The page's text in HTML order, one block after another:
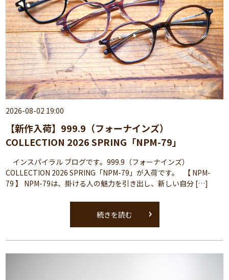
2026-08-02 19:00
【新作入荷】999.9（フォーナインズ）
COLLECTION 2026 SPRING「NPM-79」
インスパイラル ブログです。999.9（フォーナインズ）
COLLECTION 2026 SPRING「NPM-79」が入荷です。 【 NPM-
79 】 NPM-79は、掛ける人の魅力を引き出し、新しい自分 […]
続きを読む